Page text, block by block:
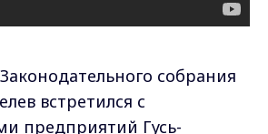
собрания
встретился с
предприятий Гусь-